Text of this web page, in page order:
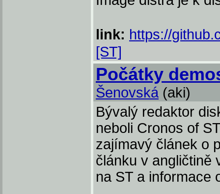
link: https://
[ST]
Počátky
Šenovská (aki)
Bývalý redaktor
neboli Cronos of
zajímavý článek o
článku v angličtině
na ST a informace